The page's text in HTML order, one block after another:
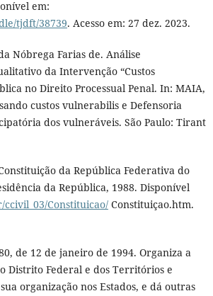
em:
tjdft/38739. Acesso em: 27 dez. 2023.
Nóbrega Farias de. Análise
da Intervenção “Custos
no Direito Processual Penal. In: MAIA,
custos vulnerabilis e Defensoria
dos vulneráveis. São Paulo: Tirant
da República Federativa do
da República, 1988. Disponível
Constituicao/ Constituiçao.htm.
de 12 de janeiro de 1994. Organiza a
Distrito Federal e dos Territórios e
organização nos Estados, e dá outras